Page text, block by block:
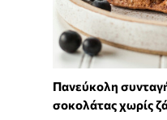
Πανεύκολη
σοκολάτας χωρίς